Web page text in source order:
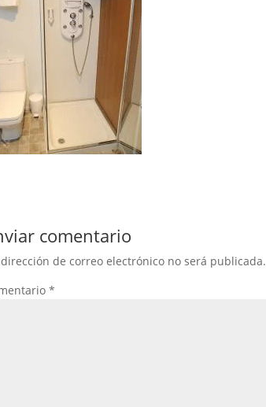
comentario
de correo electrónico no será publicada.
*